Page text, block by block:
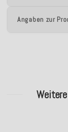
Angaben zur